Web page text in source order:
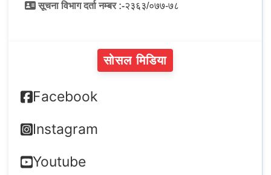
सूचना विभाग दर्ता नम्बर :-२३६३/०७७-७८
सोसल मिडिया
Facebook
Instagram
Youtube